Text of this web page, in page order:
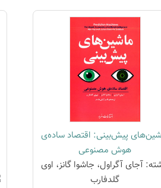
پیش‌بینی: اقتصاد ساده‌ی
هوش مصنوعی
آجای آگراول، جاشوا گانز، اوی
گلدفارب